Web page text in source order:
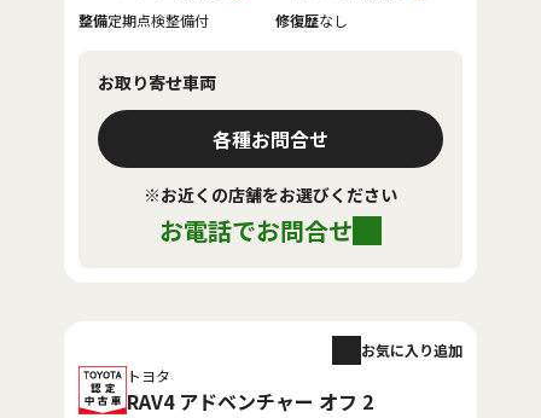
整備定期点検整備付 修復歴なし
お取り寄せ車両
各種お問合せ
※お近くの店舗をお選びください
お電話でお問合せ
トヨタ
RAV4 アドベンチャー オフ 2
お気に入り追加